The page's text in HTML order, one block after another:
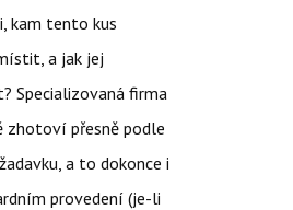
kam tento kus
a jak jej
Specializovaná firma
zhotoví přesně podle
a to dokonce i
provedení (je-li